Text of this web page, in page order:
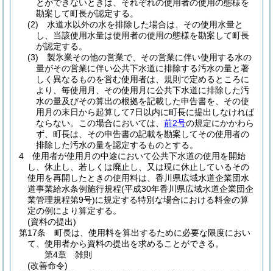
とができないときは、それぞれの使用者の使用の態様を
勘案して町長が認定する。
(2)
水道水以外の水を排除した場合は、その使用水量と
し、当該使用水量は使用者の使用の態様を勘案して町長
が認定する。
(3)
製氷業その他の営業で、その営業に伴い使用する水の
量がその営業に伴い公共下水道に排除する汚水の量と著
しく異なるものを営む使用者は、規則で定めるところに
より、毎使用月、その使用月に公共下水道に排除した汚
水の量及びその算出の根拠を記載した申告書を、その使
用月の末日から起算して7日以内に町長に提出しなければ
ならない。
この場合においては、 前2号の規定にかかわら
ず、町長は、その申告書の記載を勘案してその使用者の
排除した汚水の量を認定するものとする。
4
使用者が使用月の中途において公共下水道の使用を開始
し、休止し、若しくは廃止し、又は現に休止しているその
使用を再開したときの使用料は、香川県広域水道企業団水
道事業給水条例施行規程(平成30年香川県広域水道企業団企
業管理規程第9号)に規定する特別な場合における料金の算
定の例により算定する。
(資料の提出)
第17条
町長は、使用料を算出するために必要な限度におい
て、使用者から資料の提出を求めることができる。
第4章
雑則
(改善命令)